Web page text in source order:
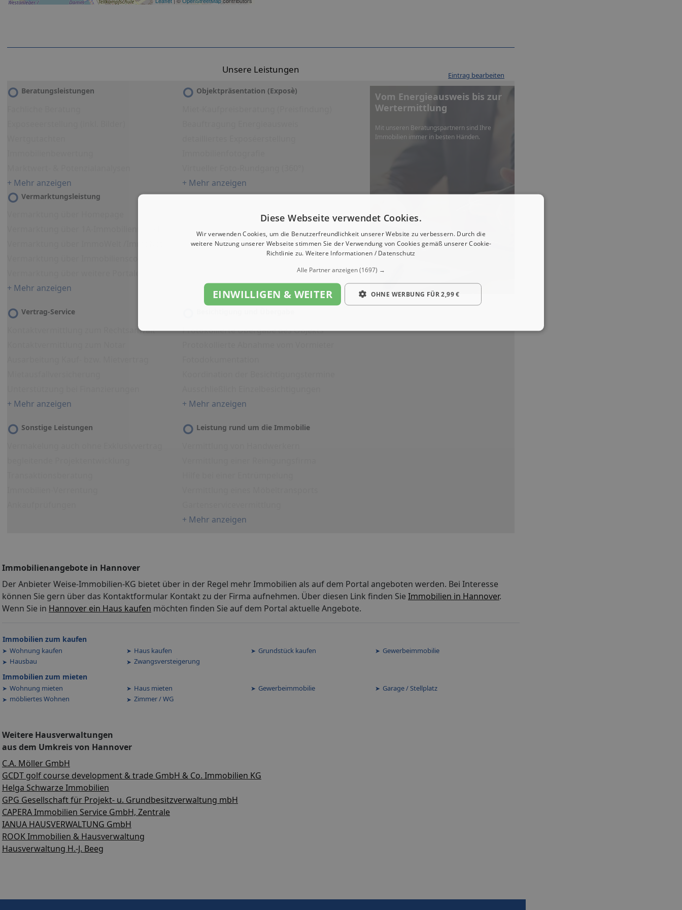
Unsere Leistungen Eintrag bearbeiten
Beratungsleistungen
+ Mehr anzeigen
Objektpräsentation (Exposè)
+ Mehr anzeigen
Vermarktungsleistung
+ Mehr anzeigen
Vertrag-Service
Kontaktvermittlung zum Rechtsanwalt
+ Mehr anzeigen
Protokollierte Übergabe des Objekts
+ Mehr anzeigen
Sonstige Leistungen Leistung rund um die Immobilie
+ Mehr anzeigen
Vom Energieausweis bis zur
Wertermittlung
Mit unseren Beratungspartnern sind Ihre
Immobilien immer in besten Händen.
Immobilienangebote in Hannover
Der Anbieter Weise-Immobilien-KG bietet über in der Regel mehr Immobilien als auf dem Portal angeboten werden. Bei Interesse
können Sie gern über das Kontaktformular Kontakt zu der Firma aufnehmen. Über diesen Link finden Sie Immobilien in Hannover.
Wenn Sie in Hannover ein Haus kaufen möchten finden Sie auf dem Portal aktuelle Angebote.
Immobilien zum kaufen
Wohnung kaufen Haus kaufen Grundstück kaufen
Gewerbeimmobilie
Hausbau
Zwangsversteigerung
Immobilien zum mieten
Wohnung mieten Haus mieten Gewerbeimmobilie
Garage / Stellplatz
möbliertes Wohnen
Zimmer / WG
Weitere Hausverwaltungen
aus dem Umkreis von Hannover
C.A. Möller GmbH
GCDT golf course development & trade GmbH & Co. Immobilien KG
Helga Schwarze Immobilien
GPG Gesellschaft für Projekt- u. Grundbesitzverwaltung mbH
CAPERA Immobilien Service GmbH, Zentrale
IANUA HAUSVERWALTUNG GmbH
ROOK Immobilien & Hausverwaltung
Hausverwaltung H.-J. Beeg
Diese Webseite verwendet Cookies.
Wir verwenden Cookies, um die Benutzerfreundlichkeit unserer Website zu verbessern. Durch die
weitere Nutzung unserer Webseite stimmen Sie der Verwendung von Cookies gemäß unserer Cookie-
Richtlinie zu. Weitere Informationen / Datenschutz
Alle Partner anzeigen(1697) →
EINWILLIGEN & WEITER OHNE WERBUNG FÜR 2,99 €